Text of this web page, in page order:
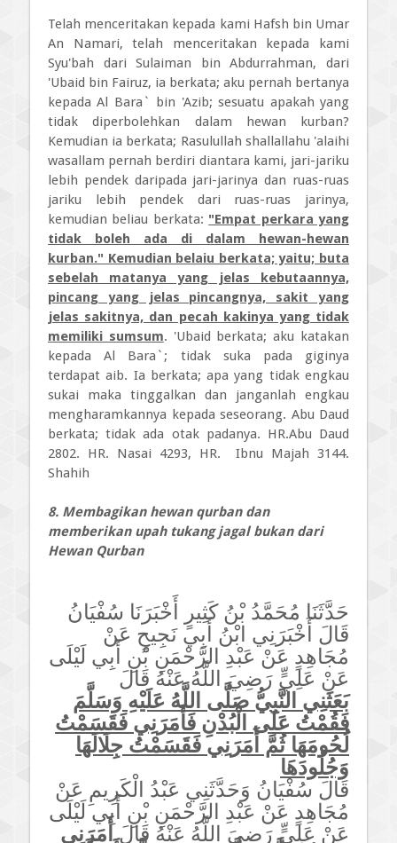
Telah menceritakan kepada kami Hafsh bin Umar
An Namari, telah menceritakan kepada kami
Syu'bah dari Sulaiman bin Abdurrahman, dari
'Ubaid bin Fairuz, ia berkata; aku pernah bertanya
kepada Al Bara` bin 'Azib; sesuatu apakah yang
tidak diperbolehkan dalam hewan kurban?
Kemudian ia berkata; Rasulullah shallallahu 'alaihi
wasallam pernah berdiri diantara kami, jari-jariku
lebih pendek daripada jari-jarinya dan ruas-ruas
jariku lebih pendek dari ruas-ruas jarinya,
kemudian beliau berkata: "Empat perkara yang
tidak boleh ada di dalam hewan-hewan
kurban." Kemudian belaiu berkata; yaitu; buta
sebelah matanya yang jelas kebutaannya,
pincang yang jelas pincangnya, sakit yang
jelas sakitnya, dan pecah kakinya yang tidak
memiliki sumsum. 'Ubaid berkata; aku katakan
kepada Al Bara`; tidak suka pada giginya
terdapat aib. Ia berkata; apa yang tidak engkau
sukai maka tinggalkan dan janganlah engkau
mengharamkannya kepada seseorang. Abu Daud
berkata; tidak ada otak padanya. HR.Abu Daud
2802. HR. Nasai 4293, HR. Ibnu Majah 3144.
Shahih
8. Membagikan hewan qurban dan
memberikan upah tukang jagal bukan dari
Hewan Qurban
حَدَّثَنَا مُحَمَّدُ بْنُ كَثِيرٍ أَخْبَرَنَا سُفْيَانُ
قَالَ أَخْبَرَنِي ابْنُ أَبِي نَجِيحٍ عَنْ
مُجَاهِدٍ عَنْ عَبْدِ الرَّحْمَنِ بْنِ أَبِي لَيْلَى
عَنْ عَلِيٍّ رَضِيَ اللَّهُ عَنْهُ قَالَ
بَعَثَنِي النَّبِيُّ صَلَّى اللَّهُ عَلَيْهِ وَسَلَّمَ
فَقُمْتُ عَلَى الْبُدْنِ فَأَمَرَنِي فَقَسَمْتُ
لُحُومَهَا ثُمَّ أَمَرَنِي فَقَسَمْتُ جِلَالَهَا
وَجُلُودَهَا
قَالَ سُفْيَانُ وَحَدَّثَنِي عَبْدُ الْكَرِيمِ عَنْ
مُجَاهِدٍ عَنْ عَبْدِ الرَّحْمَنِ بْنِ أَبِي لَيْلَى
عَنْ عَلِيٍّ رَضِيَ اللَّهُ عَنْهُ قَالَأَمَرَنِي